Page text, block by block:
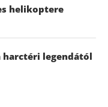
helikoptere
harctéri legendától